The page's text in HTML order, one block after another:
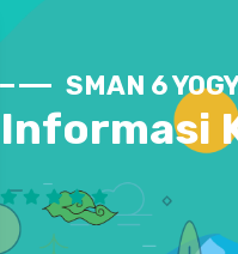
SMAN 6
Informasi